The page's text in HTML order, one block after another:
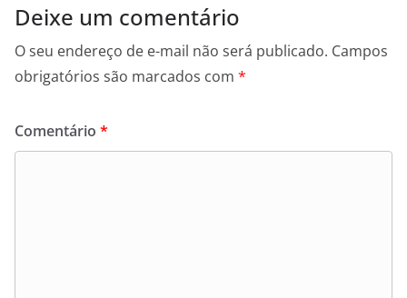
Deixe um comentário
O seu endereço de e-mail não será publicado. Campos
obrigatórios são marcados com *
Comentário *